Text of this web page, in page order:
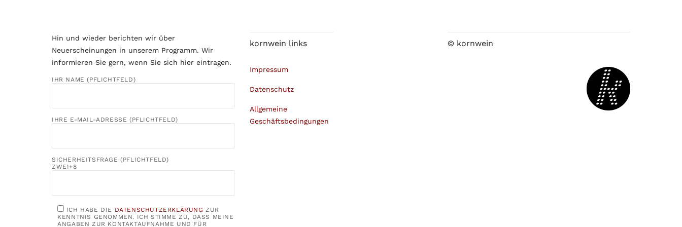
Hin und wieder berichten wir über
Neuerscheinungen in unserem Programm. Wir
informieren Sie gern, wenn Sie sich hier eintragen.
IHR NAME (PFLICHTFELD)
IHRE E-MAIL-ADRESSE (PFLICHTFELD)
SICHERHEITSFRAGE (PFLICHTFELD)
ZWEI+8
ICH HABE DIE DATENSCHUTZERKLÄRUNG ZUR
KENNTNIS GENOMMEN. ICH STIMME ZU, DASS MEINE
ANGABEN ZUR KONTAKTAUFNAHME UND FÜR
kornwein links
Impressum
Datenschutz
Allgemeine
Geschäftsbedingungen
© kornwein